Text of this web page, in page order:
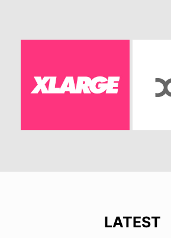
LATEST